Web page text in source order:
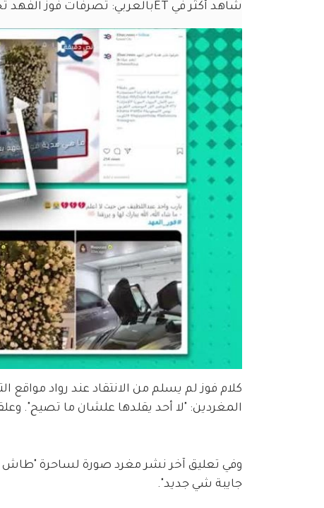
شاهد أكثر في ETبالعربي: تصرفات فوز الفهد تجعلها ترند 🔻
كلام فوز لم يسلم من الانتقاد عند رواد
المغردين: "لا أحد يقلدها علشان ما تصيح".
وفي تعليق آخر نشر مغرد صورة لساحرة
جايبة شي جديد".